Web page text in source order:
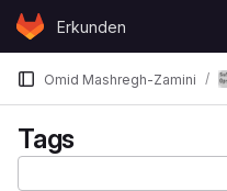
Skip to content
GitLabErkunden
Omid Mashregh-Zamini
Tags